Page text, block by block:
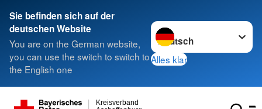
Sie befinden sich auf der
deutschen Website
You are on the German website,
you can use the switch to switch to
the English one
Sprache wechseln zu
Alles klar
Kreisverband